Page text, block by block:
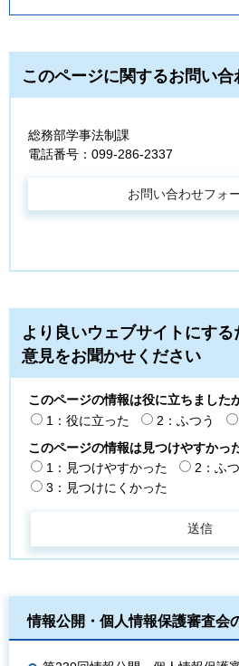
このページに関するお問い合
総務部学事法制課
電話番号：099-286-2337
より良いウェブサイトにす
意見をお聞かせください
このページの情報は役に立ちました
1：役に立った
2：ふつう
このページの情報は見つけやすかっ
1：見つけやすかった
2：ふ
3：見つけにくかった
情報公開・個人情報保護審査会